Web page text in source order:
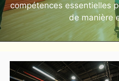
compétences essentielles
de manière